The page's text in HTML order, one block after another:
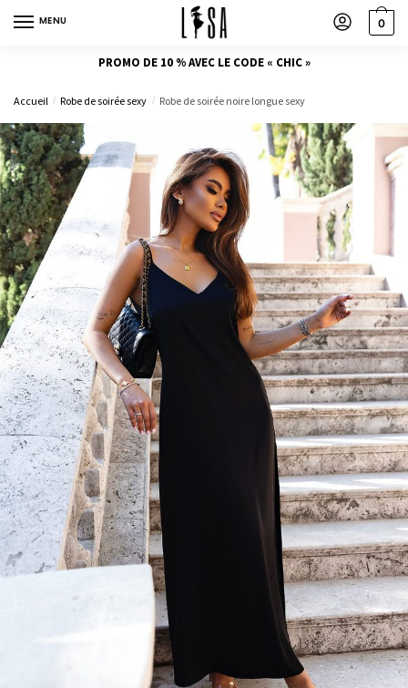
MENU 0
PROMO DE 10 % AVEC LE CODE « CHIC »
Accueil / Robe de soirée sexy / Robe de soirée noire longue sexy